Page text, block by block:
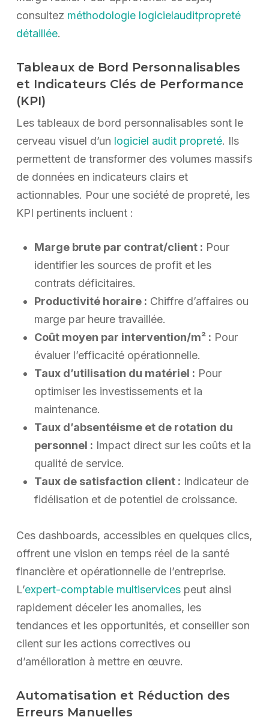
consultez méthodologie logicielauditpropreté
détaillée.
Tableaux de Bord Personnalisables
et Indicateurs Clés de Performance
(KPI)
Les tableaux de bord personnalisables sont le
cerveau visuel d’un logiciel audit propreté. Ils
permettent de transformer des volumes massifs
de données en indicateurs clairs et
actionnables. Pour une société de propreté, les
KPI pertinents incluent :
Marge brute par contrat/client : Pour
identifier les sources de profit et les
contrats déficitaires.
Productivité horaire : Chiffre d’affaires ou
marge par heure travaillée.
Coût moyen par intervention/m² : Pour
évaluer l’efficacité opérationnelle.
Taux d’utilisation du matériel : Pour
optimiser les investissements et la
maintenance.
Taux d’absentéisme et de rotation du
personnel : Impact direct sur les coûts et la
qualité de service.
Taux de satisfaction client : Indicateur de
fidélisation et de potentiel de croissance.
Ces dashboards, accessibles en quelques clics,
offrent une vision en temps réel de la santé
financière et opérationnelle de l’entreprise.
L’expert-comptable multiservicespeut ainsi
rapidement déceler les anomalies, les
tendances et les opportunités, et conseiller son
client sur les actions correctives ou
d’amélioration à mettre en œuvre.
Automatisation et Réduction des
Erreurs Manuelles